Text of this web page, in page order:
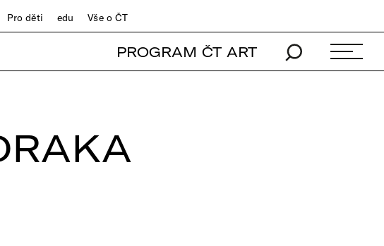
Pro děti edu Vše o ČT
PROGRAM ČT ART